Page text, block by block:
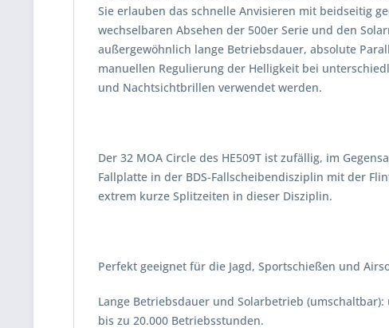
Sie erlauben das schnelle Anvisieren mit beidseitig
wechselbaren Absehen der 500er Serie und den
außergewöhnlich lange Betriebsdauer, absolute
manuellen Regulierung der Helligkeit bei
und Nachtsichtbrillen verwendet werden.
Der 32 MOA Circle des HE509T ist zufällig, im
Fallplatte in der BDS-Fallscheibendisziplin mit der
extrem kurze Splitzeiten in dieser Disziplin.
Perfekt geeignet für die Jagd, Sportschießen und
Lange Betriebsdauer und Solarbetrieb
bis zu 20.000 Betriebsstunden.